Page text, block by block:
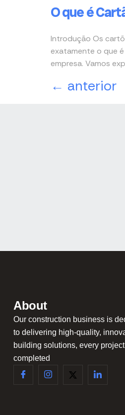
O que é
Introdução Os
exatamente o que
empresa. Vamos
← anterior
About
Our construction business is
to delivering high-quality,
building solutions, every
completed